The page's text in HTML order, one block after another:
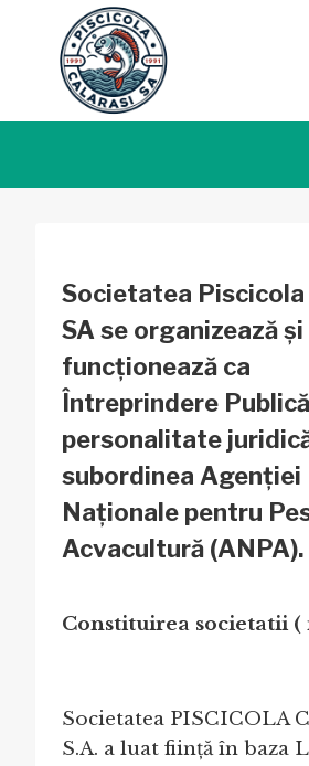
content
Societatea Piscicola
SA se organizează și
funcționează ca
Întreprindere
personalitate
subordinea Agenției
Naționale pentru
Acvacultură (ANPA).
Constituirea societatii (
Societatea PISCICOLA
S.A. a luat ființă în baza